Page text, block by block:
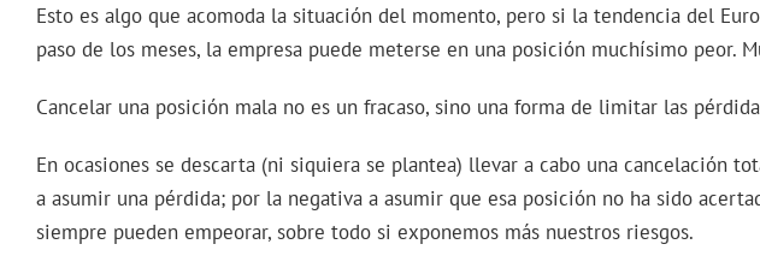
Esto es algo que acomoda la situación del momento, pero si la tendencia del
paso de los meses, la empresa puede meterse en una posición muchísimo peor.
Cancelar una posición mala no es un fracaso, sino una forma de limitar las
En ocasiones se descarta (ni siquiera se plantea) llevar a cabo una cancelación
a asumir una pérdida; por la negativa a asumir que esa posición no ha sido
siempre pueden empeorar, sobre todo si exponemos más nuestros riesgos.